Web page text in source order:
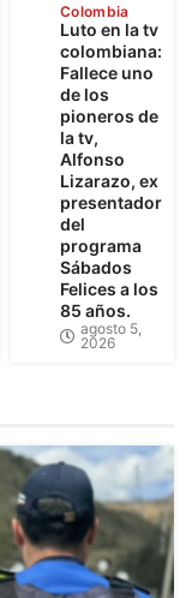
Colombia
Luto en la tv
colombiana:
Fallece uno
de los
pioneros de
la tv,
Alfonso
Lizarazo, ex
presentador
del
programa
Sábados
Felices a los
85 años.
agosto 5,
2026